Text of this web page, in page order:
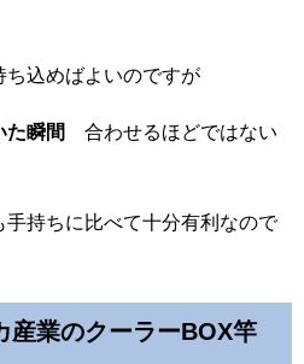
込めばよいのですが
た瞬間
合わせるほどではない
持ちに比べて十分有利なので
産業のクーラーBOX竿